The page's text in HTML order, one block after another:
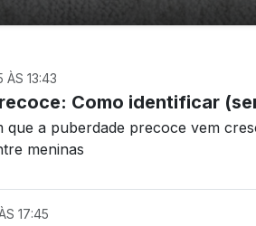
ÀS 13:43
Como identificar
que a puberdade precoce vem
meninas
17:45